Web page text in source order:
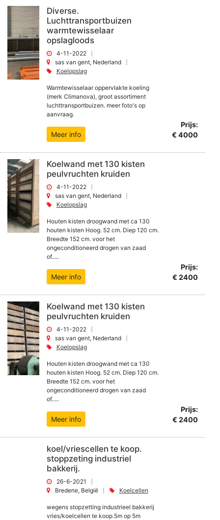
Diverse.
Luchttransportbuizen
warmtewisselaar
opslagloods
4-11-2022
sas van gent, Nederland
Koelopslag
Warmtewisselaar oppervlakte koeling
(merk Climanova), groot assortiment
luchttransportbuizen. meer foto's op
aanvraag.
Meer info
Prijs:
€ 4000
Koelwand met 130 kisten
peulvruchten kruiden
4-11-2022
sas van gent, Nederland
Koelopslag
Houten kisten droogwand met ca 130
houten kisten Hoog. 52 cm. Diep 120 cm.
Breedte 152 cm. voor het
ongeconditioneerd drogen van zaad
of.....
Meer info
Prijs:
€ 2400
Koelwand met 130 kisten
peulvruchten kruiden
4-11-2022
sas van gent, Nederland
Koelopslag
Houten kisten droogwand met ca 130
houten kisten Hoog. 52 cm. Diep 120 cm.
Breedte 152 cm. voor het
ongeconditioneerd drogen van zaad
of.....
Meer info
Prijs:
€ 2400
koel/vriescellen te koop.
stoppzeting industriel
bakkerij.
26-6-2021
Bredene, België
Koelcellen
wegens stopzetting industrieel bakkerij
vries/koelcellen te koop.5m op 5m